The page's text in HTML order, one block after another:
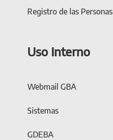
Registro de las Personas
Uso Interno
Webmail GBA
Sistemas
GDEBA